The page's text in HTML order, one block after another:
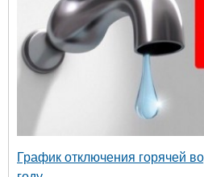
График отключения горячей